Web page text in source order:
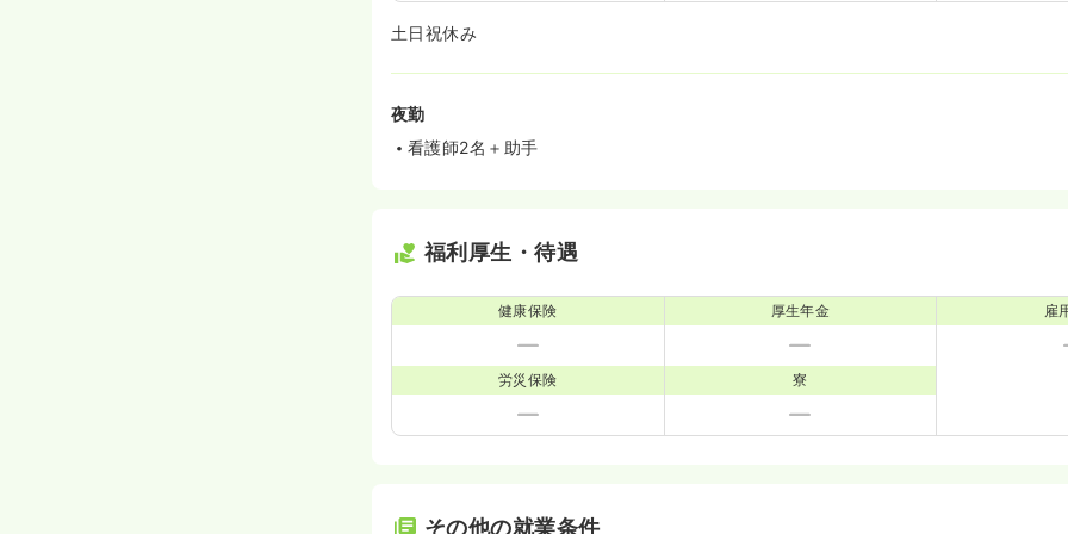
土日祝休み
夜勤
看護師2名＋助手
福利厚生・待遇
健康保険 厚生年金 雇
労災保険 寮
その他の就業条件